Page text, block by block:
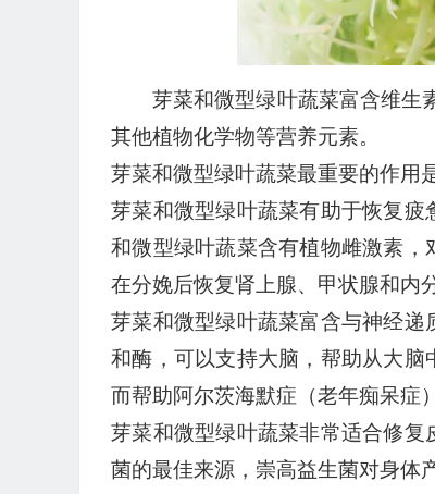
芽菜和微型绿叶蔬菜富含维生
其他植物化学物等营养元素。
芽菜和微型绿叶蔬菜最重要的作用
芽菜和微型绿叶蔬菜有助于恢复
和微型绿叶蔬菜含有植物雌激素
在分娩后恢复肾上腺、甲状腺和内
芽菜和微型绿叶蔬菜富含与神经
和酶，可以支持大脑，帮助从大
而帮助阿尔茨海默症（老年痴呆症
芽菜和微型绿叶蔬菜非常适合修
菌的最佳来源，崇高益生菌对身体